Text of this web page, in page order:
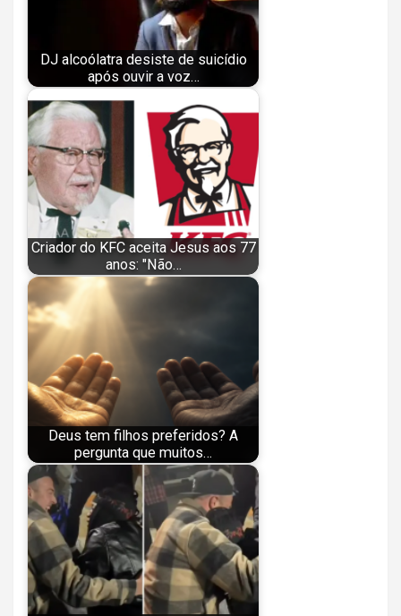
DJ alcoólatra desiste de suicídio
após ouvir a voz…
Criador do KFC aceita Jesus aos 77
anos: "Não…
Deus tem filhos preferidos? A
pergunta que muitos…